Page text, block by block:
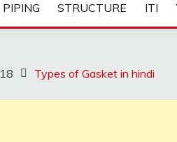
PIPING STRUCTURE ITI
18 Types of Gasket in hindi